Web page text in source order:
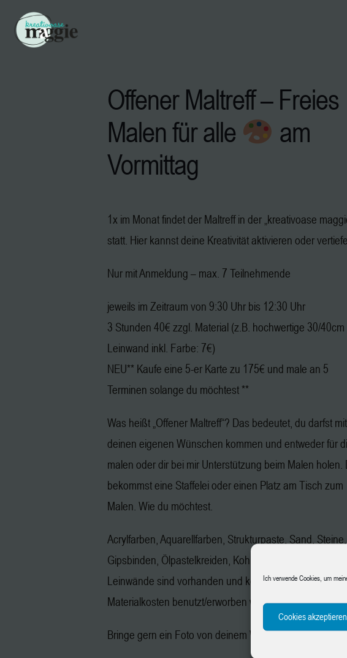
Ich verwende Cookies, um
Cookies akzeptieren
Offener Maltreff – Freies
Malen für alle
am
Vormittag
1x im Monat findet der Maltreff in der „kreativoase
statt. Hier kannst deine Kreativität aktivieren oder
Nur mit Anmeldung – max. 7 Teilnehmende
jeweils im Zeitraum von 9:30 Uhr bis 12:30 Uhr
3 Stunden 40€ zzgl. Material (z.B. hochwertige 30/40cm
Leinwand inkl. Farbe: 7€)
NEU** Kaufe eine 5-er Karte zu 175€ und male an 5
Terminen solange du möchtest **
Was heißt „Offener Maltreff“? Das bedeutet, du darfst mit
deinen eigenen Wünschen kommen und entweder für
malen oder dir bei mir Unterstützung beim Malen holen.
bekommst eine Staffelei oder einen Platz am Tisch zum
Malen. Wie du möchtest.
Acrylfarben, Aquarellfarben, Strukturpaste, Sand, Steine,
Gipsbinden, Ölpastelkreiden, Kohle, Graphit, Papier und
Leinwände sind vorhanden und können gegen
Materialkosten benutzt/erworben werden.
Bringe gern ein Foto von deinem Wunschmotiv mit.